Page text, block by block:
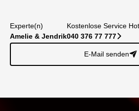
Experte(n)
Amelie & Jendrik
Kostenlose Service
040 376 77 777􀆊
E-Mail senden􀈠